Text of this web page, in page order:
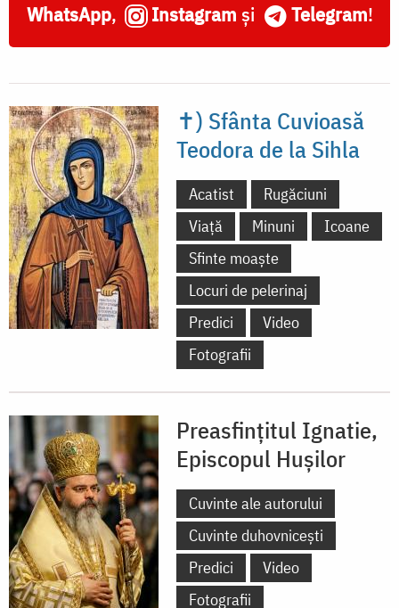
WhatsApp, Instagram și Telegram!
✝) Sfânta Cuvioasă
Teodora de la Sihla
Acatist
Rugăciuni
Viață
Minuni
Icoane
Sfinte moaște
Locuri de pelerinaj
Predici
Video
Fotografii
Preasfințitul Ignatie,
Episcopul Hușilor
Cuvinte ale autorului
Cuvinte duhovnicești
Predici
Video
Fotografii